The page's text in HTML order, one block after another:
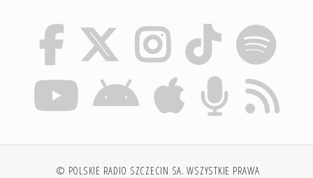
© POLSKIE RADIO SZCZECIN SA. WSZYSTKIE PRAWA